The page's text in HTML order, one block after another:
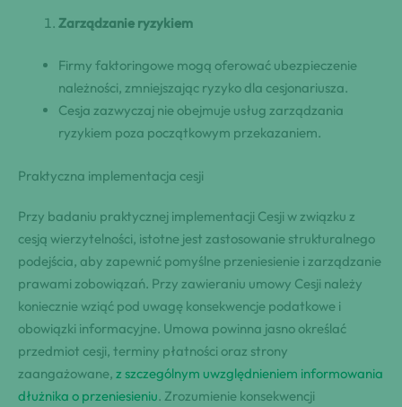
Zarządzanie ryzykiem
Firmy faktoringowe mogą oferować ubezpieczenie
należności, zmniejszając ryzyko dla cesjonariusza.
Cesja zazwyczaj nie obejmuje usług zarządzania
ryzykiem poza początkowym przekazaniem.
Praktyczna implementacja cesji
Przy badaniu praktycznej implementacji Cesji w związku z
cesją wierzytelności, istotne jest zastosowanie strukturalnego
podejścia, aby zapewnić pomyślne przeniesienie i zarządzanie
prawami zobowiązań. Przy zawieraniu umowy Cesji należy
koniecznie wziąć pod uwagę konsekwencje podatkowe i
obowiązki informacyjne. Umowa powinna jasno określać
przedmiot cesji, terminy płatności oraz strony
zaangażowane, z szczególnym uwzględnieniem informowania
dłużnika o przeniesieniu. Zrozumienie konsekwencji